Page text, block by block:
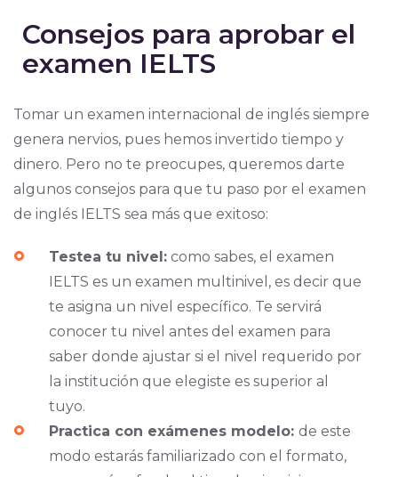
Consejos para aprobar el
examen IELTS
Tomar un examen internacional de inglés siempre
genera nervios, pues hemos invertido tiempo y
dinero. Pero no te preocupes, queremos darte
algunos consejos para que tu paso por el examen
de inglés IELTS sea más que exitoso:
Testea tu nivel:como sabes, el examen
IELTS es un examen multinivel, es decir que
te asigna un nivel específico. Te servirá
conocer tu nivel antes del examen para
saber donde ajustar si el nivel requerido por
la institución que elegiste es superior al
tuyo.
Practica con exámenes modelo: de este
modo estarás familiarizado con el formato,